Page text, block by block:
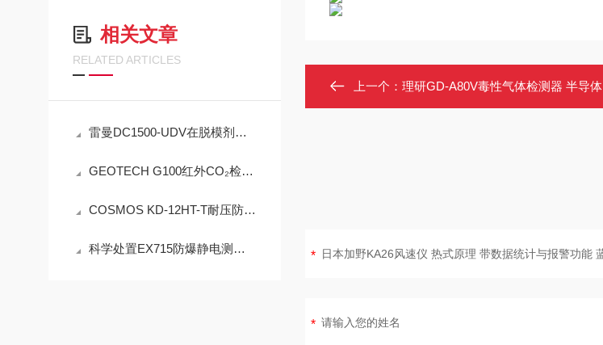
相关文章
RELATED ARTICLES
雷曼DC1500-UDV在脱模剂检测中的工程可靠性设计
GEOTECH G100红外CO₂检测仪技术参数
COSMOS KD-12HT-T耐压防爆NMP炉内直插检测设备工程设计指南
科学处置EX715防爆静电测试仪故障可有效保障检测工作正常开展
上一个： 理研GD-A80V毒性气体检测器 半导体/热线式检测原理